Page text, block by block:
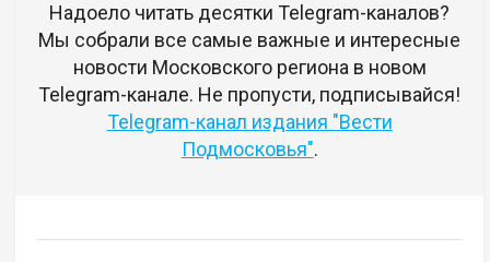
Надоело читать десятки Telegram-каналов?
Мы собрали все самые важные и интересные
новости Московского региона в новом
Telegram-канале. Не пропусти, подписывайся!
Telegram-канал издания "Вести
Подмосковья".